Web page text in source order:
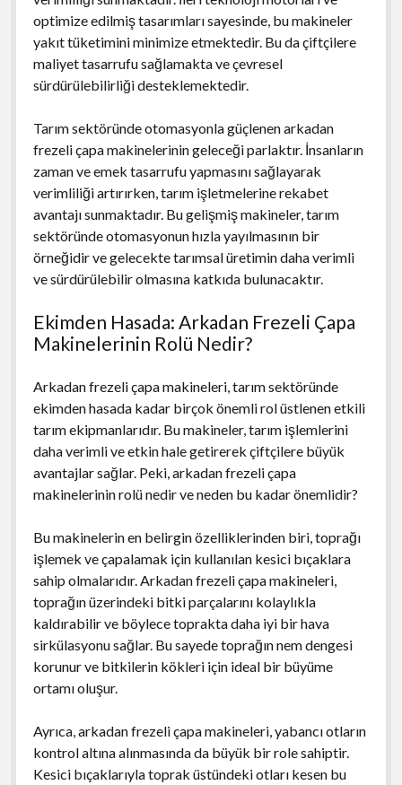
optimize edilmiş tasarımları sayesinde, bu makineler
yakıt tüketimini minimize etmektedir. Bu da çiftçilere
maliyet tasarrufu sağlamakta ve çevresel
sürdürülebilirliği desteklemektedir.
Tarım sektöründe otomasyonla güçlenen arkadan
frezeli çapa makinelerinin geleceği parlaktır. İnsanların
zaman ve emek tasarrufu yapmasını sağlayarak
verimliliği artırırken, tarım işletmelerine rekabet
avantajı sunmaktadır. Bu gelişmiş makineler, tarım
sektöründe otomasyonun hızla yayılmasının bir
örneğidir ve gelecekte tarımsal üretimin daha verimli
ve sürdürülebilir olmasına katkıda bulunacaktır.
Ekimden Hasada: Arkadan Frezeli Çapa
Makinelerinin Rolü Nedir?
Arkadan frezeli çapa makineleri, tarım sektöründe
ekimden hasada kadar birçok önemli rol üstlenen etkili
tarım ekipmanlarıdır. Bu makineler, tarım işlemlerini
daha verimli ve etkin hale getirerek çiftçilere büyük
avantajlar sağlar. Peki, arkadan frezeli çapa
makinelerinin rolü nedir ve neden bu kadar önemlidir?
Bu makinelerin en belirgin özelliklerinden biri, toprağı
işlemek ve çapalamak için kullanılan kesici bıçaklara
sahip olmalarıdır. Arkadan frezeli çapa makineleri,
toprağın üzerindeki bitki parçalarını kolaylıkla
kaldırabilir ve böylece toprakta daha iyi bir hava
sirkülasyonu sağlar. Bu sayede toprağın nem dengesi
korunur ve bitkilerin kökleri için ideal bir büyüme
ortamı oluşur.
Ayrıca, arkadan frezeli çapa makineleri, yabancı otların
kontrol altına alınmasında da büyük bir role sahiptir.
Kesici bıçaklarıyla toprak üstündeki otları kesen bu